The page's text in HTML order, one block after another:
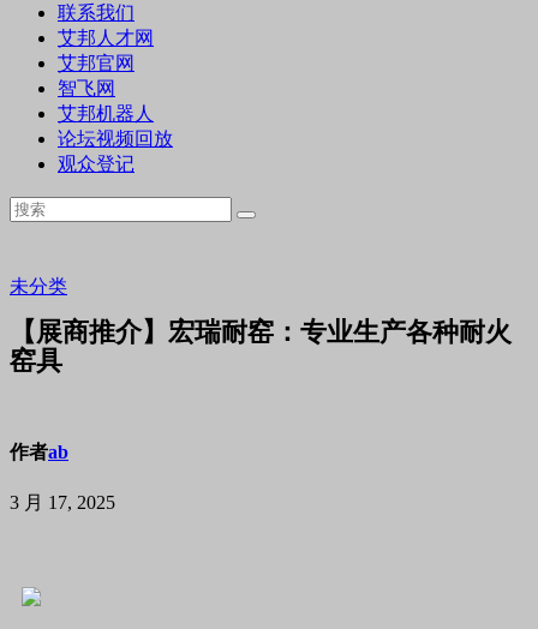
联系我们
艾邦人才网
艾邦官网
智飞网
艾邦机器人
论坛视频回放
观众登记
未分类
【展商推介】宏瑞耐窑：专业生产各种耐火
窑具
作者ab
3 月 17, 2025